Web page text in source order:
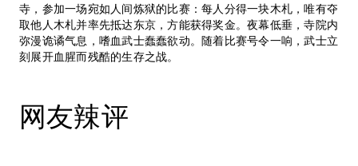
寺，参加一场宛如人间炼狱的比赛：每人分得一块木札，唯有夺
取他人木札并率先抵达东京，方能获得奖金。夜幕低垂，寺院内
弥漫诡谲气息，嗜血武士蠢蠢欲动。随着比赛号令一响，武士立
刻展开血腥而残酷的生存之战。
网友辣评